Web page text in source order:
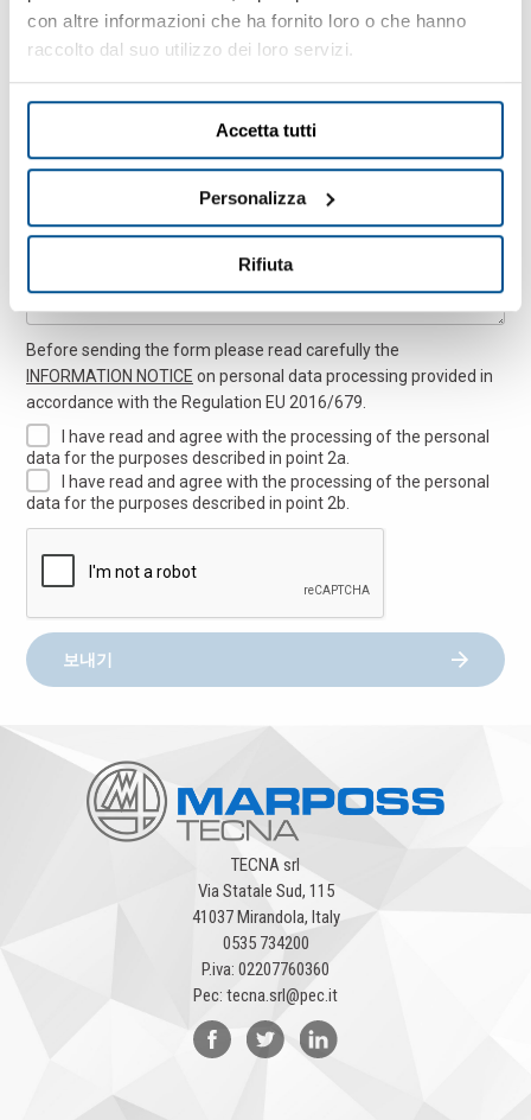
con altre informazioni che ha fornito loro o che hanno
raccolto dal suo utilizzo dei loro servizi.
Accetta tutti
Personalizza
Rifiuta
우편번호
Before sending the form please read carefully the
INFORMATION NOTICE on personal data processing provided in
accordance with the Regulation EU 2016/679.
I have read and agree with the processing of the personal
data for the purposes described in point 2a.
I have read and agree with the processing of the personal
data for the purposes described in point 2b.
보내기
TECNA srl
Via Statale Sud, 115
41037 Mirandola, Italy
0535 734200
P.iva: 02207760360
Pec: tecna.srl@pec.it